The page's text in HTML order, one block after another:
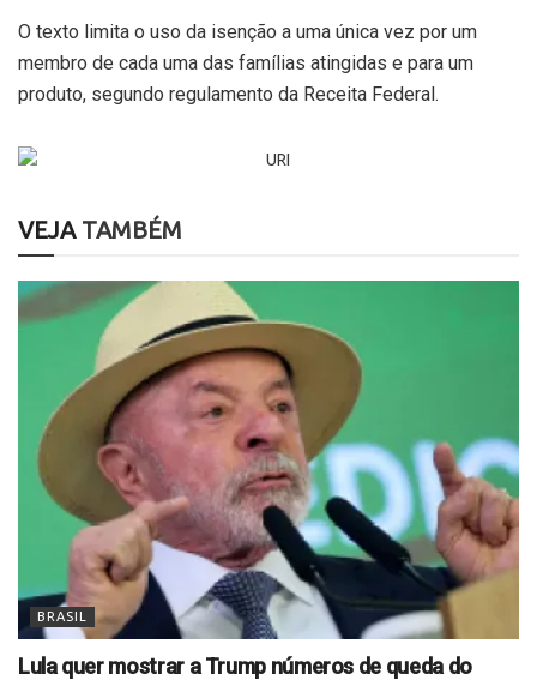
O texto limita o uso da isenção a uma única vez por um
membro de cada uma das famílias atingidas e para um
produto, segundo regulamento da Receita Federal.
VEJATAMBÉM
BRASIL
Lula quer mostrar a Trump números de queda do